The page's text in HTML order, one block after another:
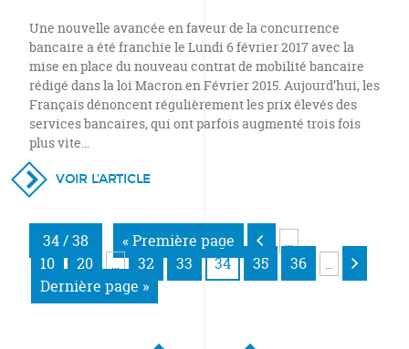
Une nouvelle avancée en faveur de la concurrence
bancaire a été franchie le Lundi 6 février 2017 avec la
mise en place du nouveau contrat de mobilité bancaire
rédigé dans la loi Macron en Février 2015. Aujourd’hui, les
Français dénoncent régulièrement les prix élevés des
services bancaires, qui ont parfois augmenté trois fois
plus vite…
VOIR L’ARTICLE
34 / 38 « Première page …
10 20 … 32 33 34 35 36 …
Dernière page »